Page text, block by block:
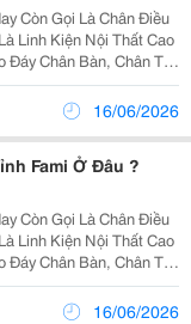
Còn Gọi Là Chân Điều
Linh Kiện Nội Thất Cao
Chân Bàn, Chân Tủ
Thay Đổi Chiều Cao
Hệ Thống Ren...
16/06/2026
Fami Ở Đâu ?
Còn Gọi Là Chân Điều
Linh Kiện Nội Thất Cao
Chân Bàn, Chân Tủ
Thay Đổi Chiều Cao
Hệ Thống Ren...
16/06/2026